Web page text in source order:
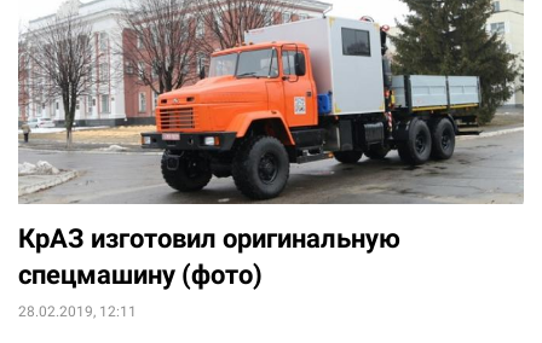
КрАЗ изготовил оригинальную
спецмашину (фото)
28.02.2019, 12:11